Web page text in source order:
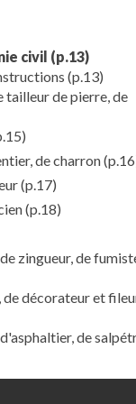
civil (p.13)
(p.13)
tailleur de pierre, de
de charron
(p.17)
(p.18)
zingueur, de
décorateur et
de